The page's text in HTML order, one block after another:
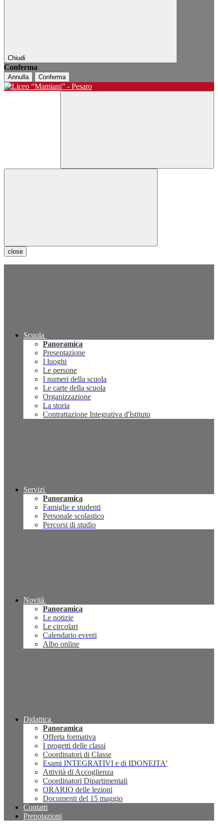
Chiudi
Conferma
Annulla Conferma
close
Scuola
Panoramica
Presentazione
I luoghi
Le persone
I numeri della scuola
Le carte della scuola
Organizzazione
La storia
Contrattazione Integrativa d'Istituto
Servizi
Panoramica
Famiglie e studenti
Personale scolastico
Percorsi di studio
Novità
Panoramica
Le notizie
Le circolari
Calendario eventi
Albo online
Didattica
Panoramica
Offerta formativa
I progetti delle classi
Coordinatori di Classe
Esami INTEGRATIVI e di IDONEITA'
Attività di Accoglienza
Coordinatori Dipartimentali
ORARIO delle lezioni
Documenti del 15 maggio
Contatti
Prenotazioni